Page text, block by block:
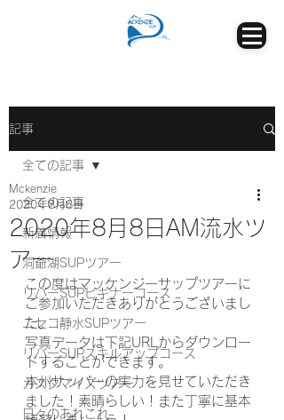
記事
全ての記事
新着情報
洞爺湖SUPツアー
リバーSUPビギナーコース
ニセコ静水SUPツアー
リバーSUPスキルアップコース
カスタマイズツアー
日々のあれこれ
全ての記事
2020年8月8日AM流水ツ
アー
Mckenzie
2020年8月8日
この度はマッケンジーサップツアーに
ご参加いただきありがとうございまし
た。
写真データは下記URLからダウンロー
ドすることができます。
本州サッパーの実力を見せていただき
ました！素晴らしい！また丁寧に基本